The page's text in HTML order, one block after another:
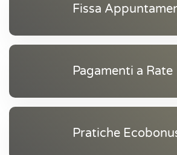
Fissa
Pagamenti a Rate
Pratiche